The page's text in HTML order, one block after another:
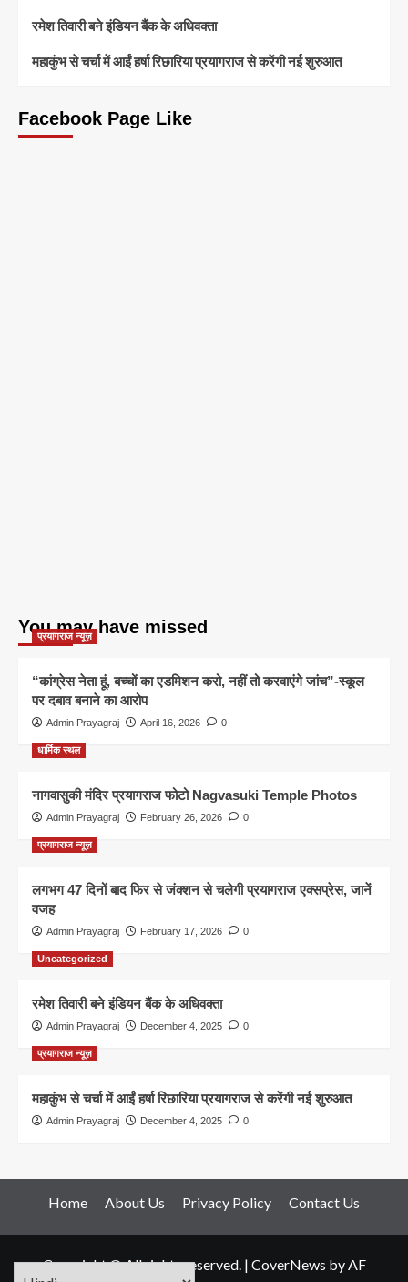
रमेश तिवारी बने इंडियन बैंक के अधिवक्ता
महाकुंभ से चर्चा में आईं हर्षा रिछारिया प्रयागराज से करेंगी नई शुरुआत
Facebook Page Like
You may have missed
प्रयागराज न्यूज़
“कांग्रेस नेता हूं, बच्चों का एडमिशन करो, नहीं तो करवाएंगे जांच”-स्कूल
पर दबाव बनाने का आरोप
Admin Prayagraj April 16, 2026 0
धार्मिक स्थल
नागवासुकी मंदिर प्रयागराज फोटो Nagvasuki Temple Photos
Admin Prayagraj February 26, 2026 0
प्रयागराज न्यूज़
लगभग 47 दिनों बाद फिर से जंक्शन से चलेगी प्रयागराज एक्सप्रेस, जानें
वजह
Admin Prayagraj February 17, 2026 0
Uncategorized
रमेश तिवारी बने इंडियन बैंक के अधिवक्ता
Admin Prayagraj December 4, 2025 0
प्रयागराज न्यूज़
महाकुंभ से चर्चा में आईं हर्षा रिछारिया प्रयागराज से करेंगी नई शुरुआत
Admin Prayagraj December 4, 2025 0
Home About Us Privacy Policy Contact Us
Copyright © All rights reserved. | CoverNews by AF